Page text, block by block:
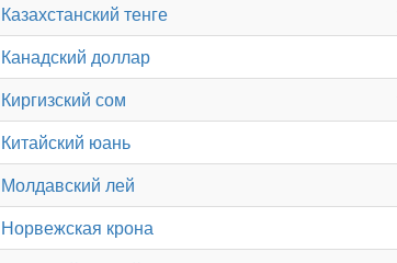
Казахстанский тенге
Канадский доллар
Киргизский сом
Китайский юань
Молдавский лей
Норвежская крона